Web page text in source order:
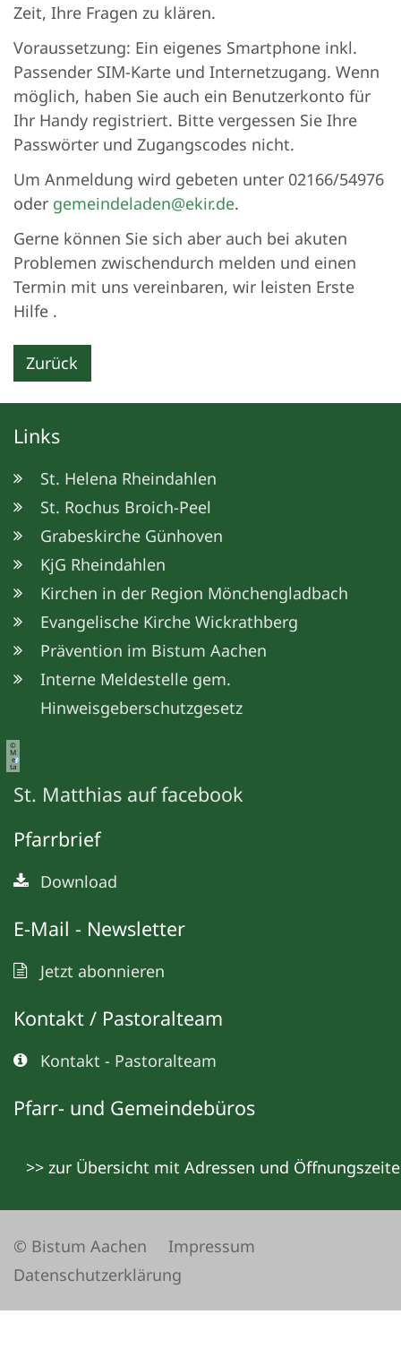
Zeit, Ihre Fragen zu klären.
Voraussetzung: Ein eigenes Smartphone inkl.
Passender SIM-Karte und Internetzugang. Wenn
möglich, haben Sie auch ein Benutzerkonto für
Ihr Handy registriert. Bitte vergessen Sie Ihre
Passwörter und Zugangscodes nicht.
Um Anmeldung wird gebeten unter 02166/54976
oder gemeindeladen@ekir.de.
Gerne können Sie sich aber auch bei akuten
Problemen zwischendurch melden und einen
Termin mit uns vereinbaren, wir leisten Erste
Hilfe .
Zurück
Links
St. Helena Rheindahlen
St. Rochus Broich-Peel
Grabeskirche Günhoven
KjG Rheindahlen
Kirchen in der Region Mönchengladbach
Evangelische Kirche Wickrathberg
Prävention im Bistum Aachen
Interne Meldestelle gem.
Hinweisgeberschutzgesetz
©
M
e
ta
St. Matthias auf facebook
Pfarrbrief
Download
E-Mail - Newsletter
Jetzt abonnieren
Kontakt / Pastoralteam
Kontakt - Pastoralteam
Pfarr- und Gemeindebüros
>> zur Übersicht mit Adressen und
© Bistum Aachen
Impressum
Datenschutzerklärung